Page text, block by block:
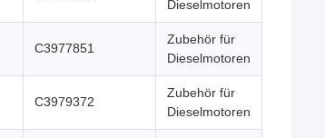
Dieselmotoren
C3977851
Zubehör für
Dieselmotoren
C3979372
Zubehör für
Dieselmotoren